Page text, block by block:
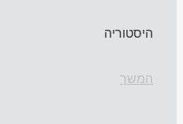
היסטוריה
המשך